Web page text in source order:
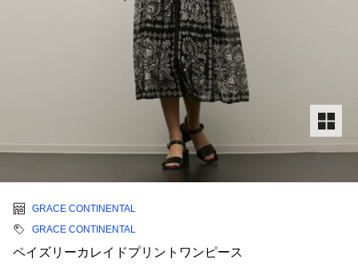
GRACE CONTINENTAL
GRACE CONTINENTAL
ペイズリーカレイドプリントワンピース